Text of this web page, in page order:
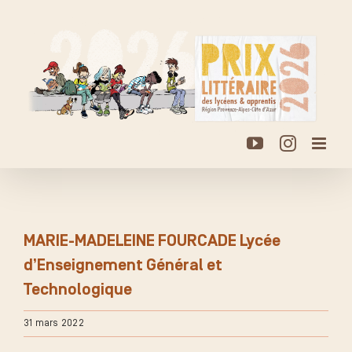
YouTube
MARIE-MADELEINE FOURCADE Lycée
d’Enseignement Général et
Technologique
31 mars 2022